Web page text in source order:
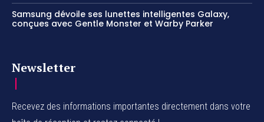
Samsung dévoile ses lunettes intelligentes Galaxy,
conçues avec Gentle Monster et Warby Parker
Newsletter
Recevez des informations importantes directement dans votre